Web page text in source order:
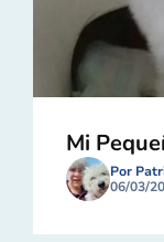
Mi
Por
06/03/